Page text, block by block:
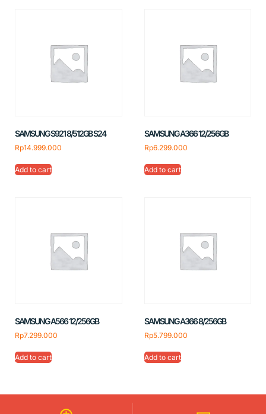
SAMSUNG S921 8/512GB S24
Rp14.999.000
Add to cart
SAMSUNG A366 12/256GB
Rp6.299.000
Add to cart
SAMSUNG A566 12/256GB
Rp7.299.000
Add to cart
SAMSUNG A366 8/256GB
Rp5.799.000
Add to cart